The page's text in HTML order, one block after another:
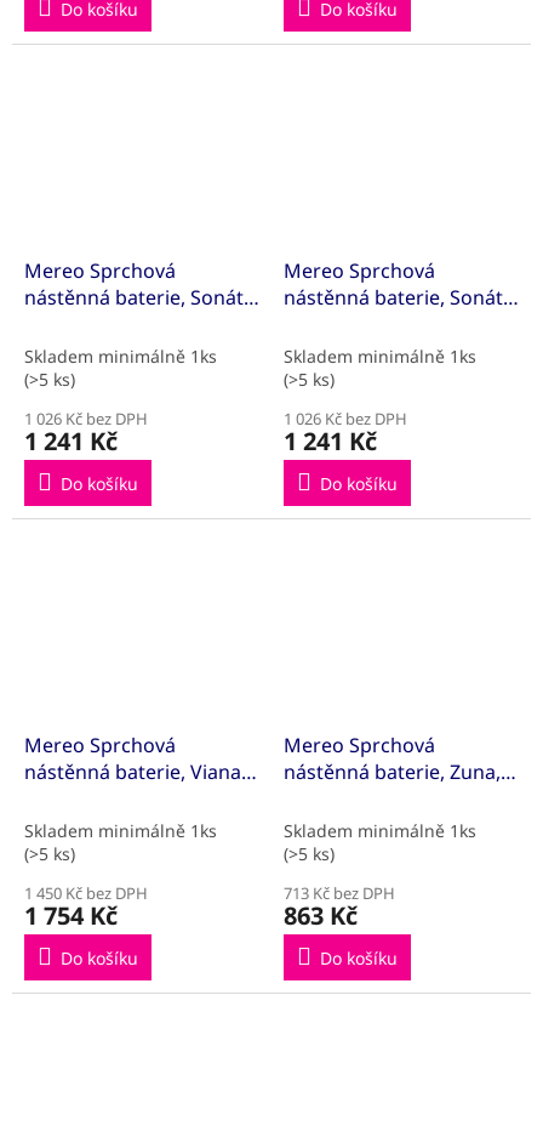
Do košíku Do košíku
Mereo Sprchová
nástěnná baterie, Sonáta,
příslušenství, chrom
Skladem minimálně 1ks
(>5 ks)
1 026 Kč bez DPH
1 241 Kč
Do košíku
Mereo Sprchová
nástěnná baterie, Sonáta,
příslušenství, chrom
Skladem minimálně 1ks
(>5 ks)
1 026 Kč bez DPH
1 241 Kč
Do košíku
Mereo Sprchová
nástěnná baterie, Viana,
mm, chrom
Skladem minimálně 1ks
(>5 ks)
1 450 Kč bez DPH
1 754 Kč
Do košíku
Mereo Sprchová
nástěnná baterie, Zuna,
příslušenství, chrom
Skladem minimálně 1ks
(>5 ks)
713 Kč bez DPH
863 Kč
Do košíku